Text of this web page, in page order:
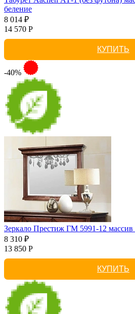
беление
8 014 ₽
14 570 Р
КУПИТЬ
-40%
Зеркало Престиж ГМ 5991-12 массив
8 310 ₽
13 850 Р
КУПИТЬ